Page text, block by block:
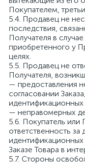
Покупателем,
5.4. Продавец не
последствия,
Получателя в
приобретенного у
целях.
5.5. Продавец не
Получателя,
— предоставления
согласовании
— неправомерных
5.6. Покупатель или
ответственность за
Заказе Товара в
5.7. Стороны